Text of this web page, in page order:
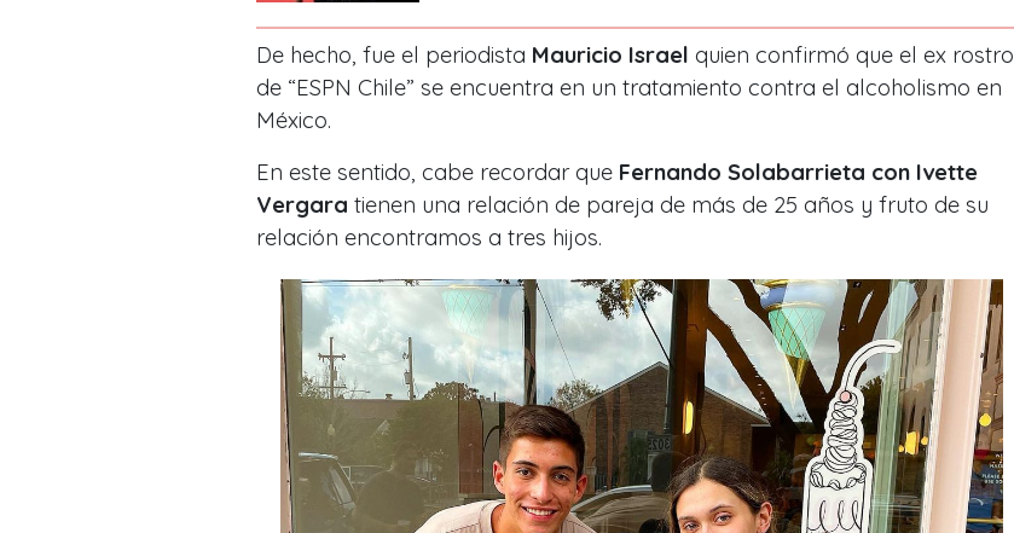
De hecho, fue el periodista Mauricio Israel quien confirmó que el ex rostro
de “ESPN Chile” se encuentra en un tratamiento contra el alcoholismo en
México.
En este sentido, cabe recordar que Fernando Solabarrieta con Ivette
Vergara tienen una relación de pareja de más de 25 años y fruto de su
relación encontramos a tres hijos.